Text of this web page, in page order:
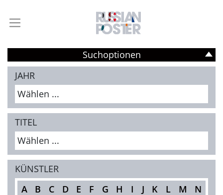
Suchoptionen
JAHR
Wählen ...
TITEL
Wählen ...
KÜNSTLER
A
B C D E F G H I J K L M
N